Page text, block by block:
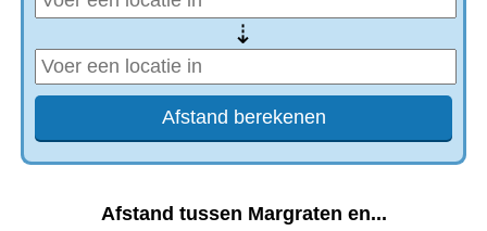
⇢
Afstand tussen Margraten en...